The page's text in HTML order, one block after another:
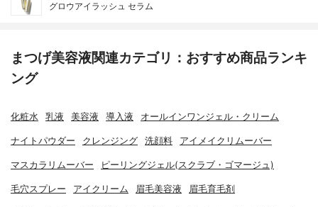
グロウアイラッシュ セラム
まつげ美容液関連カテゴリ：おすすめ商品ランキ
ング
化粧水 乳液 美容液 導入液 オールインワンジェル・クリーム
ナイトパウダー クレンジング 洗顔料 アイメイクリムーバー
マスカラリムーバー ピーリングジェル(スクラブ・ゴマージュ)
毛穴スプレー アイクリーム 眉毛美容液 眉毛育毛剤